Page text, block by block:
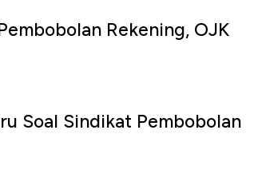
Rekening, OJK
Soal Sindikat Pembobolan